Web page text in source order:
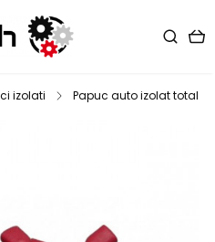
izolati Papuc auto izolat total